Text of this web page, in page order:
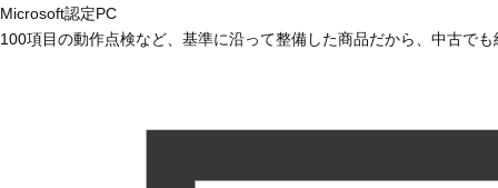
Microsoft認定PC
100項目の動作点検など、基準に沿って整備した商品だから、中古で